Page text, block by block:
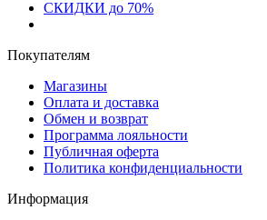
СКИДКИ до 70%
Покупателям
Магазины
Оплата и доставка
Обмен и возврат
Программа лояльности
Публичная оферта
Политика конфиденциальности
Информация